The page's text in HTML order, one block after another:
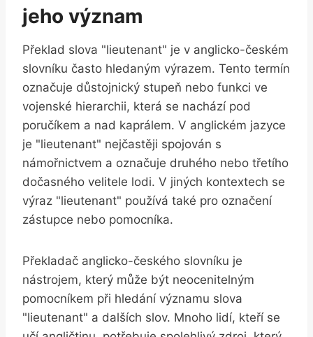
jeho význam
Překlad slova "lieutenant" je v anglicko-českém
slovníku často hledaným výrazem. Tento termín
označuje důstojnický stupeň nebo funkci ve
vojenské hierarchii, která se nachází pod
poručíkem a nad kaprálem. V anglickém jazyce
je "lieutenant" nejčastěji spojován s
námořnictvem a označuje druhého nebo třetího
dočasného velitele lodi. V jiných kontextech se
výraz "lieutenant" používá také pro označení
zástupce nebo pomocníka.
Překladač anglicko-českého slovníku je
nástrojem, který může být neocenitelným
pomocníkem při hledání významu slova
"lieutenant" a dalších slov. Mnoho lidí, kteří se